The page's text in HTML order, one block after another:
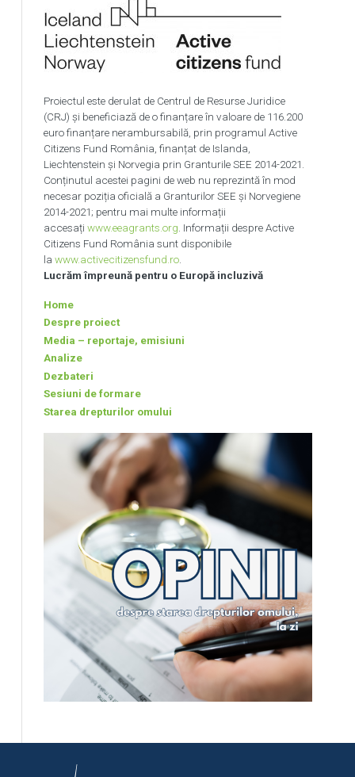
Proiectul este derulat de Centrul de Resurse Juridice
(CRJ) și beneficiază de o finanțare în valoare de 116.200
euro finanțare nerambursabilă, prin programul Active
Citizens Fund România, finanțat de Islanda,
Liechtenstein și Norvegia prin Granturile SEE 2014-2021.
Conținutul acestei pagini de web nu reprezintă în mod
necesar poziția oficială a Granturilor SEE și Norvegiene
2014-2021; pentru mai multe informații
accesați www.eeagrants.org . Informații despre Active
Citizens Fund România sunt disponibile
la www.activecitizensfund.ro
Lucrăm împreună pentru o Europă incluzivă
Home
Despre proiect
Media – reportaje, emisiuni
Analize
Dezbateri
Sesiuni de formare
Starea drepturilor omului